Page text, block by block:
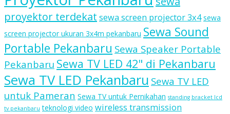
proyektor terdekat sewa screen projector 3x4 sewa
screen projector ukuran 3x4m pekanbaru Sewa Sound
Portable Pekanbaru Sewa Speaker Portable
Pekanbaru Sewa TV LED 42" di Pekanbaru
Sewa TV LED Pekanbaru Sewa TV LED
untuk Pameran Sewa TV untuk Pernikahan standing bracket lcd
tv pekanbaru teknologi video wireless transmission